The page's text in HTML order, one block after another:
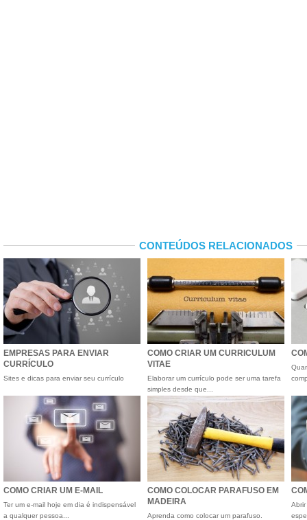
CONTEÚDOS RELACIONADOS
EMPRESAS PARA ENVIAR
CURRÍCULO
Sites e dicas para enviar seu currículo
COMO CRIAR UM CURRICULUM
VITAE
Elaborar um currículo pode ser uma tarefa
simples desde que...
COMO CRIAR UM E-MAIL
Ter um e-mail hoje em dia é indispensável
a qualquer pessoa...
COMO COLOCAR PARAFUSO EM
MADEIRA
Aprenda como colocar um parafuso.